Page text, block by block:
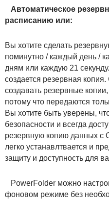
Автоматическое
расписанию или:
Вы хотите сделать
поминутно / каждый день /
дням или каждую 21
создается резервная
создавать резервные
потому что передаются
Вы хотите быть уверены,
безопасности и всегда
резервную копию данных с
легко устанавлтвается и
защиту и доступность для
PowerFolder можно
фоновом режиме без